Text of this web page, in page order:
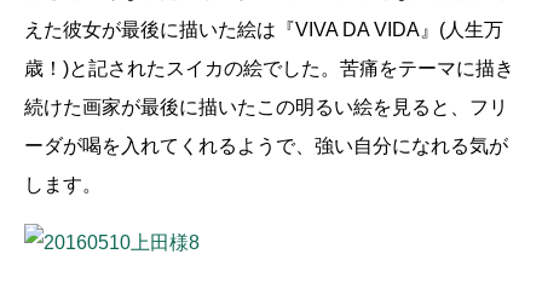
えた彼女が最後に描いた絵は『VIVA DA VIDA』(人生万
歳！)と記されたスイカの絵でした。苦痛をテーマに描き
続けた画家が最後に描いたこの明るい絵を見ると、フリ
ーダが喝を入れてくれるようで、強い自分になれる気が
します。